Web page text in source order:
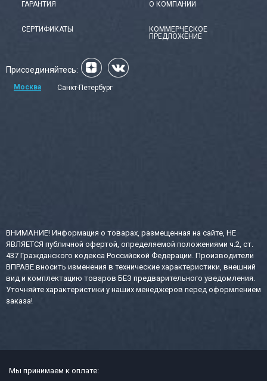
ГАРАНТИЯ
СЕРТИФИКАТЫ
О КОМПАНИИ
КОММЕРЧЕСКОЕ
ПРЕДЛОЖЕНИЕ
Присоединяйтесь:
Москва Санкт-Петербург
ВНИМАНИЕ! Информация о товарах, размещенная на сайте, НЕ
ЯВЛЯЕТСЯ публичной офертой, определяемой положениями ч.2, ст.
437 Гражданского кодекса Российской Федерации. Производители
ВПРАВЕ вносить изменения в технические характеристики, внешний
вид и комплектацию товаров БЕЗ предварительного уведомления.
Уточняйте характеристики у наших менеджеров перед оформлением
заказа!
Мы принимаем к оплате: